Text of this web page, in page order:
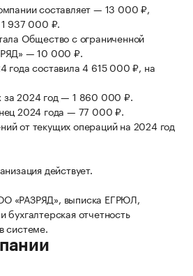
составляет — 13 000 ₽,
937 000 ₽.
Общество с ограниченной
— 10 000 ₽.
года составила 4 615 000 ₽, на
за 2024 год — 1 860 000 ₽.
2024 года — 77 000 ₽.
от текущих операций на 2024 год
действует.
«РАЗРЯД», выписка ЕГРЮЛ,
бухгалтерская отчетность
системе.